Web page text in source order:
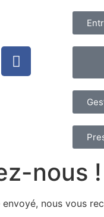
nous !
nous vous